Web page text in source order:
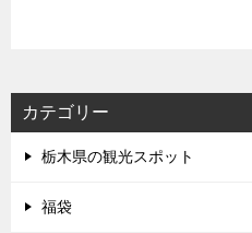
カテゴリー
栃木県の観光スポット
福袋